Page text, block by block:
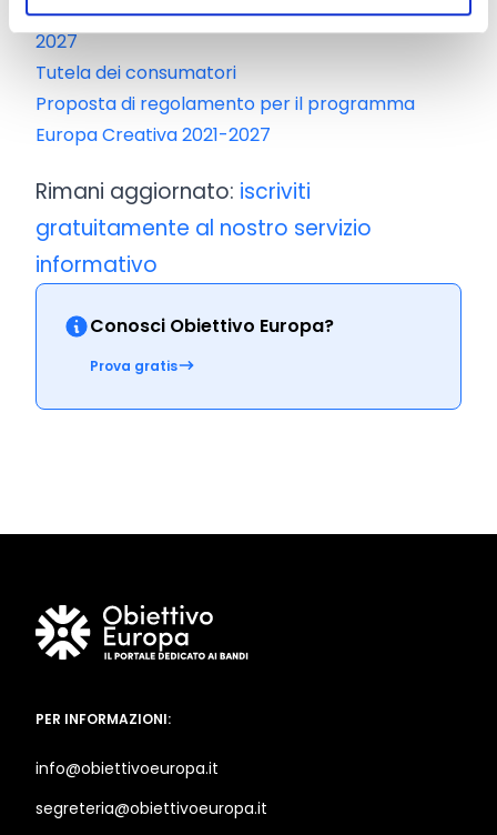
Horizon: novità per la programmazione 2021-
2027
Tutela dei consumatori
Proposta di regolamento per il programma
Europa Creativa 2021-2027
Rimani aggiornato: iscriviti
gratuitamente al nostro servizio
informativo
Conosci Obiettivo Europa?
Prova gratis
PER INFORMAZIONI:
info@obiettivoeuropa.it
segreteria@obiettivoeuropa.it